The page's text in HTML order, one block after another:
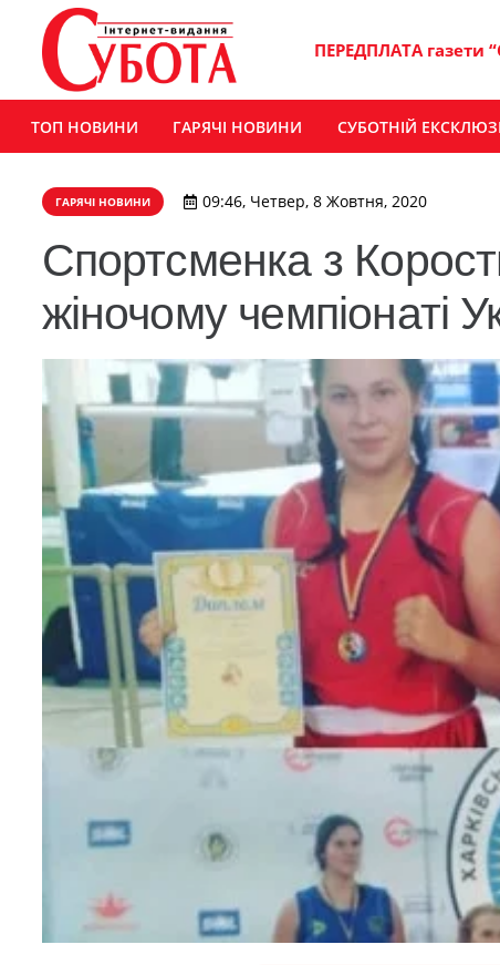
ПЕРЕДПЛАТА газети
ТОП НОВИНИ ГАРЯЧІ НОВИНИ СУБОТНІЙ
ГАРЯЧІ НОВИНИ 09:46, Четвер, 8 Жовтня, 2020
Спортсменка з
жіночому чемпіонаті